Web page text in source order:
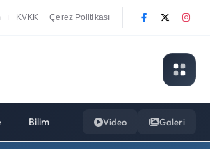
KVKK Çerez Politikası
Bilim Video Galeri